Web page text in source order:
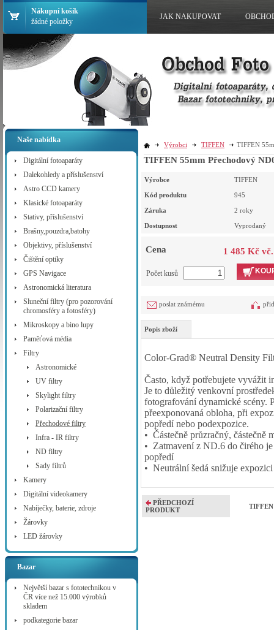
Naše nabídka
Digitální fotoaparáty
Dalekohledy a příslušenství
Astro CCD kamery
Klasické fotoaparáty
Stativy, příslušenství
Brašny,pouzdra,batohy
Objektivy, příslušenství
Čištění optiky
GPS Navigace
Astronomická literatura
Sluneční filtry (pro pozorování
chromosféry a fotosféry)
Mikroskopy a bino lupy
Paměťová média
Filtry
Astronomické
UV filtry
Skylight filtry
Polarizační filtry
Přechodové filtry
Infra - IR filtry
ND filtry
Sady filtrů
Kamery
Digitální videokamery
Nabíječky, baterie, zdroje
Žárovky
LED žárovky
Bazar
Největší bazar s fototechnikou v
ČR více než 15.000 výrobků
skladem
podkategorie bazar
Výrobci TIFFEN TIFFEN
TIFFEN 55mm Přechodový
Výrobce TIFFEN
Kód produktu 945
Záruka 2 roky
Dostupnost Vyprodaný
Cena 1 485 Kč
Počet kusů
poslat známému
Popis zboží
Color-Grad® Neutral Density
Často, když potřebujete vyvážit
Je to důležitý venkovní
fotografování dynamické scény.
přeexponovaná obloha, při
popředí nebo podexpozice.
• Částečně průzračný, částečně
• Zatmavení z ND.6 do čirého
popředí
• Neutrální šedá snižuje expozici
PŘEDCHOZÍ
PRODUKT
Nákupní košík
žádné položky
JAK NAKUPOVAT